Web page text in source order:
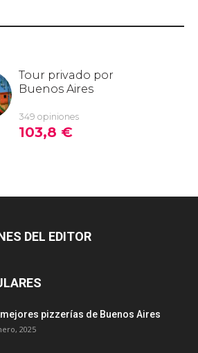
DEL EDITOR
mejores pizzerías de Buenos Aires
2025